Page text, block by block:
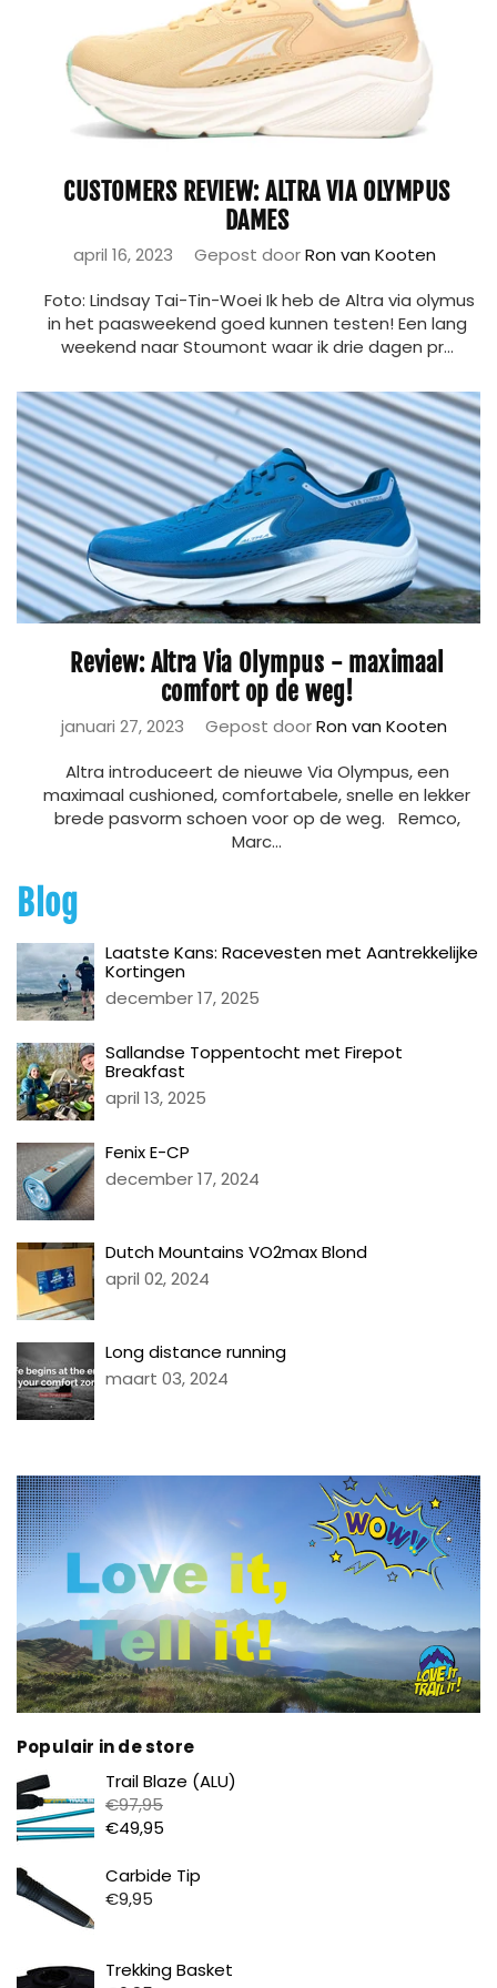
CUSTOMERS REVIEW: ALTRA VIA OLYMPUS
DAMES
april 16, 2023 Gepost doorRon van Kooten
Foto: Lindsay Tai-Tin-Woei Ik heb de Altra via olymus
in het paasweekend goed kunnen testen! Een lang
weekend naar Stoumont waar ik drie dagen pr...
Review: Altra Via Olympus - maximaal
comfort op de weg!
januari 27, 2023 Gepost doorRon van Kooten
Altra introduceert de nieuwe Via Olympus, een
maximaal cushioned, comfortabele, snelle en lekker
brede pasvorm schoen voor op de weg. Remco,
Marc...
Blog
Laatste Kans: Racevesten met Aantrekkelijke
Kortingen
december 17, 2025
Sallandse Toppentocht met Firepot
Breakfast
april 13, 2025
Fenix E-CP
december 17, 2024
Dutch Mountains VO2max Blond
april 02, 2024
Long distance running
maart 03, 2024
Populair in de store
Trail Blaze (ALU)
€97,95
€49,95
Carbide Tip
€9,95
Trekking Basket